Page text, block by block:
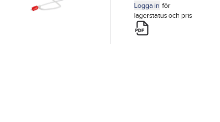
Logga in för
lagerstatus och pris